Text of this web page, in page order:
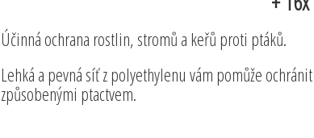
Účinná ochrana rostlin, stromů a keřů proti ptáků.
Lehká a pevná síť z polyethylenu vám pomůže
způsobenými ptactvem.